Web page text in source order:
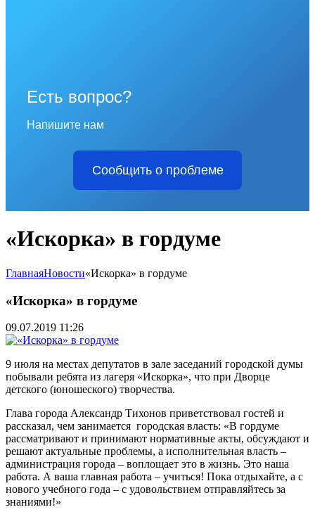
Есть вопрос?
Напишите нам
Сообщить о проблеме
«Искорка» в гордуме
ГлавнаяНовости«Искорка» в гордуме
«Искорка» в гордуме
09.07.2019 11:26
9 июля на местах депутатов в зале заседаний городской думы
побывали ребята из лагеря «Искорка», что при Дворце
детского (юношеского) творчества.
Глава города Александр Тихонов приветствовал гостей и
рассказал, чем занимается городская власть: «В гордуме
рассматривают и принимают нормативные акты, обсуждают и
решают актуальные проблемы, а исполнительная власть –
администрация города – воплощает это в жизнь. Это наша
работа. А ваша главная работа – учиться! Пока отдыхайте, а с
нового учебного года – с удовольствием отправляйтесь за
знаниями!»